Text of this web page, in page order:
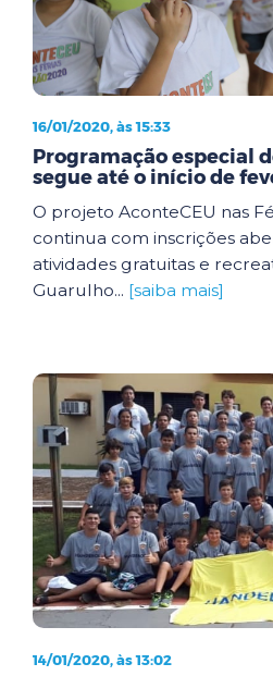
16/01/2020, às 15:33
Programação especial
segue até o início de
O projeto AconteCEU nas
continua com inscrições
atividades gratuitas e
Guarulho... [saiba mais]
14/01/2020, às 13:02